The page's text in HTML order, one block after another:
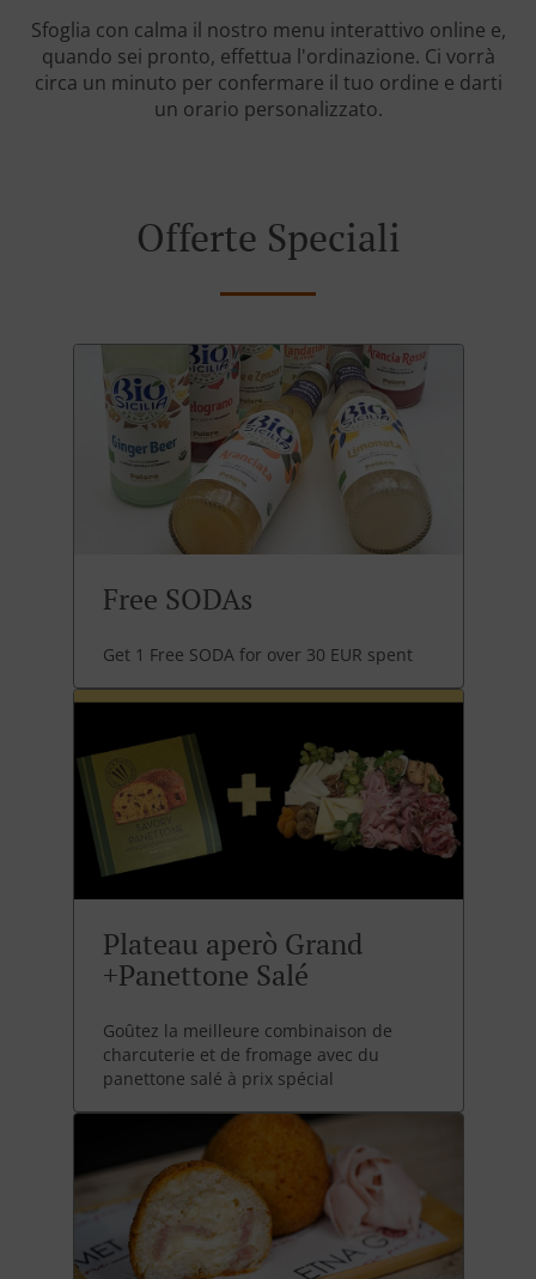
Sfoglia con calma il nostro menu interattivo online e,
quando sei pronto, effettua l'ordinazione. Ci vorrà
circa un minuto per confermare il tuo ordine e darti
un orario personalizzato.
Offerte Speciali
Free SODAs
Get 1 Free SODA for over 30 EUR spent
Plateau aperò Grand
+Panettone Salé
Goûtez la meilleure combinaison de
charcuterie et de fromage avec du
panettone salé à prix spécial